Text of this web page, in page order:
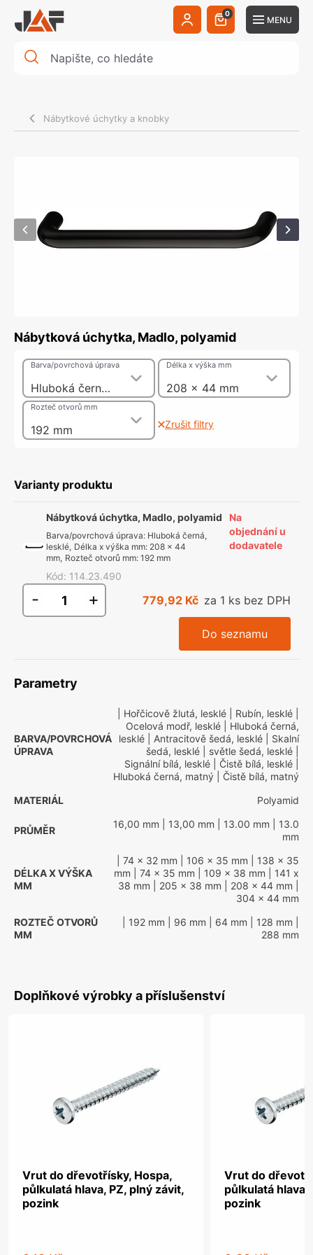
0
MENU
Nábytkové úchytky a knobky
Nábytková úchytka, Madlo, polyamid
Hluboká černá, lesklé
Barva/povrchová úprava
208 x 44 mm
Délka x výška mm
192 mm
Rozteč otvorů mm
Zrušit filtry
Varianty produktu
Nábytková úchytka, Madlo, polyamid
Barva/povrchová úprava: Hluboká černá,
lesklé, Délka x výška mm: 208 x 44
mm, Rozteč otvorů mm:192 mm
Kód: 114.23.490
Na
objednání u
dodavatele
- + 779,92 Kč za 1 ks bez DPH
Do seznamu
Parametry
BARVA/POVRCHOVÁ
ÚPRAVA
| Hořčicově žlutá, lesklé | Rubín, lesklé
Ocelová modř, lesklé | Hluboká černá,
lesklé | Antracitově šedá, lesklé | Skalní
šedá, lesklé | světle šedá, lesklé
Signální bílá, lesklé | Čistě bílá, lesklé
Hluboká černá, matný | Čistě bílá, matný
MATERIÁL
Polyamid
PRŮMĚR
16,00 mm | 13,00 mm | 13.00 mm | 13.0
mm
DÉLKA X VÝŠKA
MM
| 74 x 32 mm | 106 x 35 mm | 138 x 35
mm | 74 x 35 mm | 109 x 38 mm | 141 x
38 mm | 205 x 38 mm | 208 x 44 mm
304 x 44 mm
ROZTEČ OTVORŮ
MM
| 192 mm | 96 mm | 64 mm | 128 mm
288 mm
Doplňkové výrobky a příslušenství
Vrut do dřevotřísky, Hospa,
půlkulatá hlava, PZ, plný závit,
pozink
Vrut do
půlkulatá hlava,
pozink